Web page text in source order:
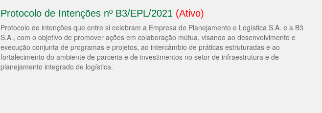
Protocolo de Intenções nº B3/EPL/2021 (Ativo)
Protocolo de intenções que entre si celebram a Empresa de Planejamento e Logística S.A. e a B3
S.A., com o objetivo de promover ações em colaboração mútua, visando ao desenvolvimento e
execução conjunta de programas e projetos, ao intercâmbio de práticas estruturadas e ao
fortalecimento do ambiente de parceria e de investimentos no setor de infraestrutura e de
planejamento integrado de logística.